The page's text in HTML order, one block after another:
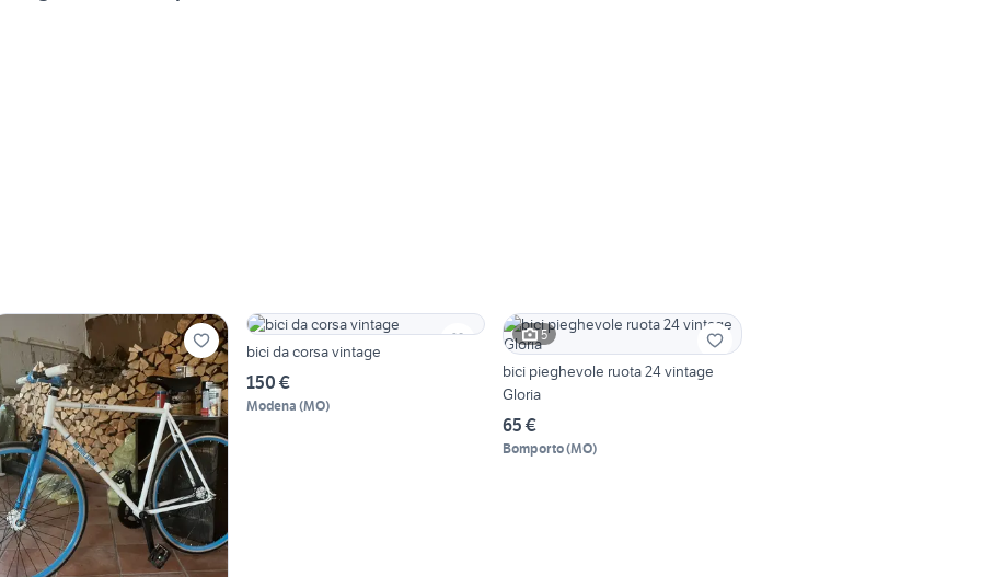
bici da corsa vintage
150 €
Modena (MO)
5
bici pieghevole ruota 24 vintage
Gloria
65 €
Bomporto(MO)